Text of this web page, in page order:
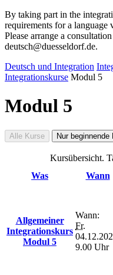
By taking part in the
requirements for a language
Please arrange a
deutsch@duesseldorf.de.
Deutsch und Integration
Integrationskurse Modul 5
Modul 5
Alle Kurse Nur beginnende
Kursübersicht.
Was
Wann
Allgemeiner
Integrationskurs
Modul 5
Wann:
Fr.
9.00 Uhr